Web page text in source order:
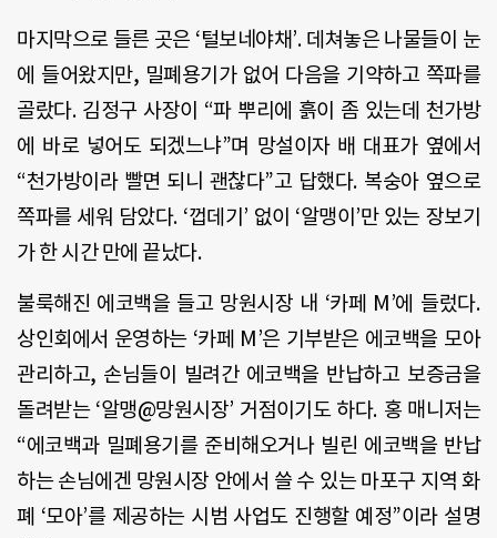
마지막으로 들른 곳은‘털보네야채’. 데쳐놓은 나물들이 눈
에 들어왔지만, 밀폐용기가 없어 다음을 기약하고 쪽파를
골랐다. 김정구 사장이 “파 뿌리에 흙이 좀 있는데 천가방
에 바로 넣어도 되겠느냐”며 망설이자 배 대표가 옆에서
“천가방이라 빨면 되니 괜찮다”고 답했다. 복숭아 옆으로
쪽파를 세워 담았다. ‘껍데기 ’ 없이 ‘알맹이 ’만 있는 장보기
가 한 시간 만에 끝났다.
불룩해진 에코백을 들고 망원시장 내 ‘카페 M’에 들렀다.
상인회에서 운영하는‘카페 M’은 기부받은 에코백을 모아
관리하고, 손님들이 빌려간 에코백을 반납하고 보증금을
돌려받는 ‘알맹@망원시장’ 거점이기도 하다. 홍 매니저는
“에코백과 밀폐용기를 준비해오거나 빌린 에코백을 반납
하는 손님에겐 망원시장 안에서 쓸 수 있는 마포구 지역 화
폐 ‘모아’를 제공하는 시범 사업도 진행할 예정”이라 설명